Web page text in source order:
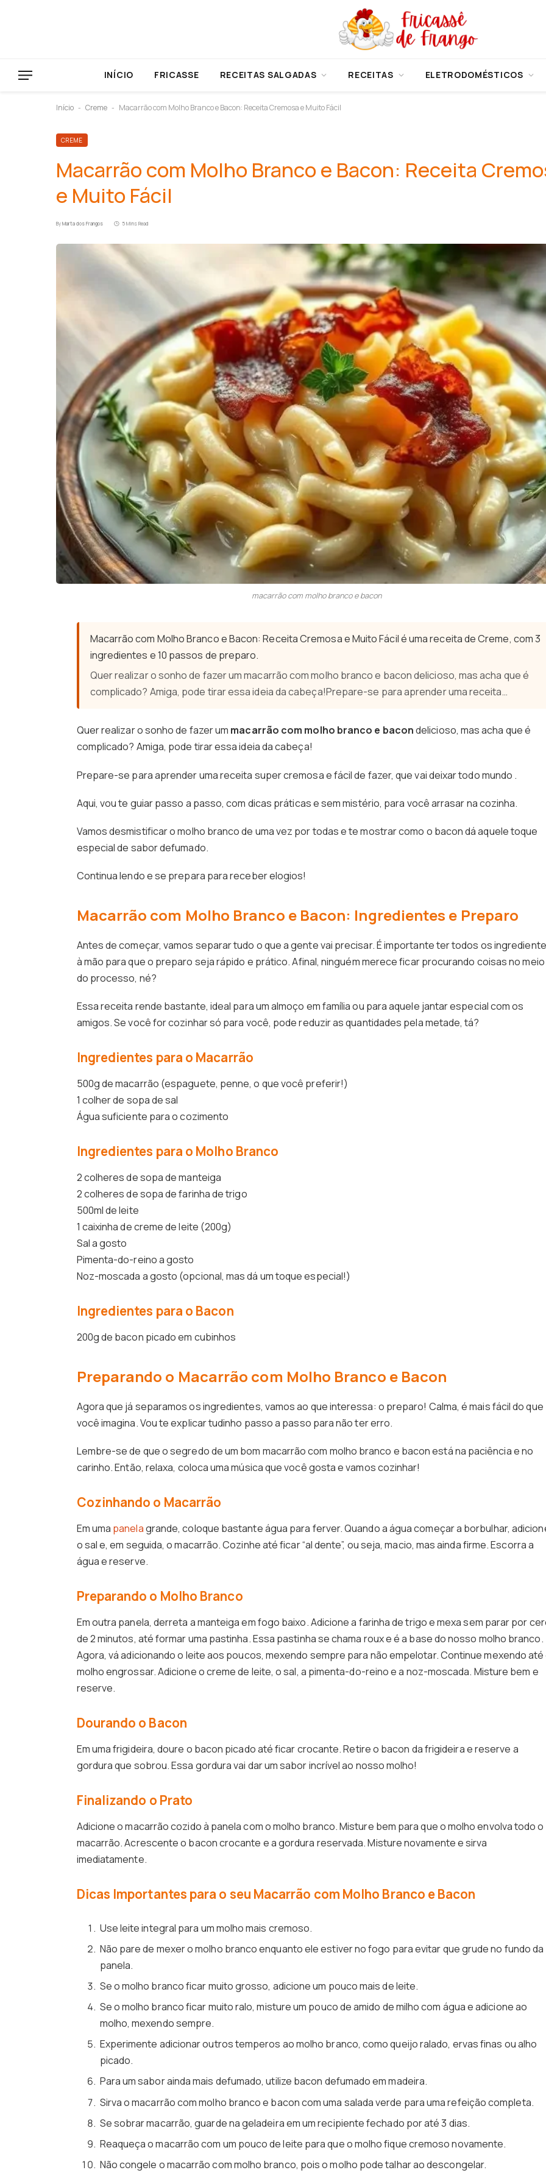
INÍCIO FRICASSE RECEITAS SALGADAS RECEITAS ELETRODOMÉSTICOS
Início - Creme - Macarrão com Molho Branco e Bacon: Receita Cremosa e Muito Fácil
CREME
Macarrão com Molho Branco e Bacon: Receita
e Muito Fácil
ByMarta dos Frangos 5 Mins Read
macarrão com molho branco e bacon
Macarrão com Molho Branco e Bacon: Receita Cremosa e Muito Fácil é uma receita de Creme, com 3
ingredientes e 10 passos de preparo.
Quer realizar o sonho de fazer um macarrão com molho branco e bacon delicioso, mas acha que é
complicado? Amiga, pode tirar essa ideia da cabeça!Prepare-se para aprender uma receita…
Quer realizar o sonho de fazer um macarrão com molho branco e bacondelicioso, mas acha que é
complicado? Amiga, pode tirar essa ideia da cabeça!
Prepare-se para aprender uma receita super cremosa e fácil de fazer, que vai deixar todo mundo .
Aqui, vou te guiar passo a passo, com dicas práticas e sem mistério, para você arrasar na cozinha.
Vamos desmistificar o molho branco de uma vez por todas e te mostrar como o bacon dá aquele toque
especial de sabor defumado.
Continua lendo e se prepara para receber elogios!
Macarrão com Molho Branco e Bacon: Ingredientes e Preparo
Antes de começar, vamos separar tudo o que a gente vai precisar. É importante ter todos os
à mão para que o preparo seja rápido e prático. Afinal, ninguém merece ficar procurando coisas no meio
do processo, né?
Essa receita rende bastante, ideal para um almoço em família ou para aquele jantar especial com os
amigos. Se você for cozinhar só para você, pode reduzir as quantidades pela metade, tá?
Ingredientes para o Macarrão
500g de macarrão (espaguete, penne, o que você preferir!)
1 colher de sopa de sal
Água suficiente para o cozimento
Ingredientes para o Molho Branco
2 colheres de sopa de manteiga
2 colheres de sopa de farinha de trigo
500ml de leite
1 caixinha de creme de leite (200g)
Sal a gosto
Pimenta-do-reino a gosto
Noz-moscada a gosto (opcional, mas dá um toque especial!)
Ingredientes para o Bacon
200g de bacon picado em cubinhos
Preparando o Macarrão com Molho Branco e Bacon
Agora que já separamos os ingredientes, vamos ao que interessa: o preparo! Calma, é mais fácil do que
você imagina. Vou te explicar tudinho passo a passo para não ter erro.
Lembre-se de que o segredo de um bom macarrão com molho branco e bacon está na paciência e no
carinho. Então, relaxa, coloca uma música que você gosta e vamos cozinhar!
Cozinhando o Macarrão
Em uma panelagrande, coloque bastante água para ferver. Quando a água começar a borbulhar,
o sal e, em seguida, o macarrão. Cozinhe até ficar “al dente”, ou seja, macio, mas ainda firme. Escorra a
água e reserve.
Preparando o Molho Branco
Em outra panela, derreta a manteiga em fogo baixo. Adicione a farinha de trigo e mexa sem parar por
de 2 minutos, até formar uma pastinha. Essa pastinha se chama roux e é a base do nosso molho branco.
Agora, vá adicionando o leite aos poucos, mexendo sempre para não empelotar. Continue mexendo até
molho engrossar. Adicione o creme de leite, o sal, a pimenta-do-reino e a noz-moscada. Misture bem e
reserve.
Dourando o Bacon
Em uma frigideira, doure o bacon picado até ficar crocante. Retire o bacon da frigideira e reserve a
gordura que sobrou. Essa gordura vai dar um sabor incrível ao nosso molho!
Finalizando o Prato
Adicione o macarrão cozido à panela com o molho branco. Misture bem para que o molho envolva todo o
macarrão. Acrescente o bacon crocante e a gordura reservada. Misture novamente e sirva
imediatamente.
Dicas Importantes para o seu Macarrão com Molho Branco e Bacon
Use leite integral para um molho mais cremoso.
Não pare de mexer o molho branco enquanto ele estiver no fogo para evitar que grude no fundo da
panela.
Se o molho branco ficar muito grosso, adicione um pouco mais de leite.
Se o molho branco ficar muito ralo, misture um pouco de amido de milho com água e adicione ao
molho, mexendo sempre.
Experimente adicionar outros temperos ao molho branco, como queijo ralado, ervas finas ou alho
picado.
Para um sabor ainda mais defumado, utilize bacon defumado em madeira.
Sirva o macarrão com molho branco e bacon com uma salada verde para uma refeição completa.
Se sobrar macarrão, guarde na geladeira em um recipiente fechado por até 3 dias.
Reaqueça o macarrão com um pouco de leite para que o molho fique cremoso novamente.
Não congele o macarrão com molho branco, pois o molho pode talhar ao descongelar.